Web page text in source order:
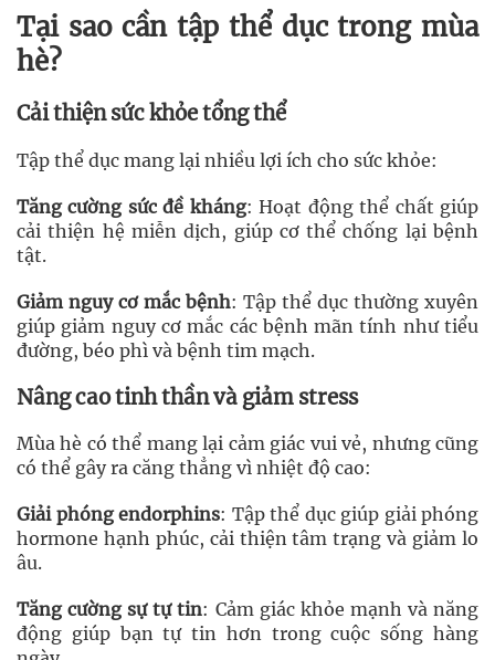
Tại sao cần tập thể dục trong mùa
hè?
Cải thiện sức khỏe tổng thể
Tập thể dục mang lại nhiều lợi ích cho sức khỏe:
Tăng cường sức đề kháng: Hoạt động thể chất giúp
cải thiện hệ miễn dịch, giúp cơ thể chống lại bệnh
tật.
Giảm nguy cơ mắc bệnh: Tập thể dục thường xuyên
giúp giảm nguy cơ mắc các bệnh mãn tính như tiểu
đường, béo phì và bệnh tim mạch.
Nâng cao tinh thần và giảm stress
Mùa hè có thể mang lại cảm giác vui vẻ, nhưng cũng
có thể gây ra căng thẳng vì nhiệt độ cao:
Giải phóng endorphins: Tập thể dục giúp giải phóng
hormone hạnh phúc, cải thiện tâm trạng và giảm lo
âu.
Tăng cường sự tự tin: Cảm giác khỏe mạnh và năng
động giúp bạn tự tin hơn trong cuộc sống hàng